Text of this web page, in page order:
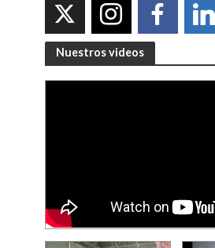
Nuestros videos